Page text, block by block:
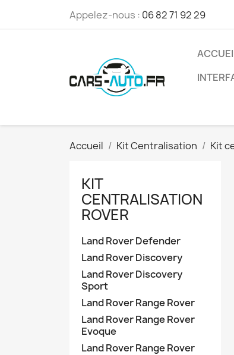
Appelez-nous : 06 82 71 92 29
Accueil Kit Centralisation Kit
KIT
CENTRALISATION
ROVER
Land Rover Defender
Land Rover Discovery
Land Rover Discovery
Sport
Land Rover Range Rover
Land Rover Range Rover
Evoque
Land Rover Range Rover